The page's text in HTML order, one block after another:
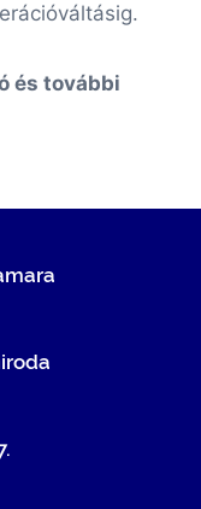
és további